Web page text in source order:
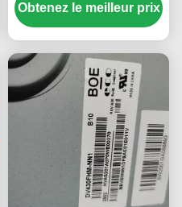
cd/m² et une résolution
de 1920x132 pixels et
40 broches
Obtenez le meilleur prix